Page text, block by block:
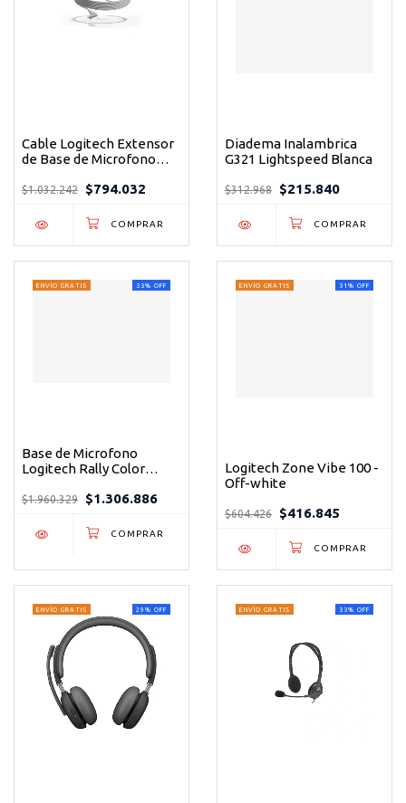
Cable Logitech Extensor
de Base de Microfono
$1.032.242 $794.032
Diadema Inalambrica
G321 Lightspeed Blanca
$312.968 $215.840
33% OFF
ENVÍO GRATIS
Base de Microfono
Logitech Rally Color
$1.960.329 $1.306.886
31 % OFF
ENVÍO GRATIS
Logitech Zone Vibe 100 -
Off-white
$604.426 $416.845
29 % OFF
ENVÍO GRATIS 33% OFF
ENVÍO GRATIS